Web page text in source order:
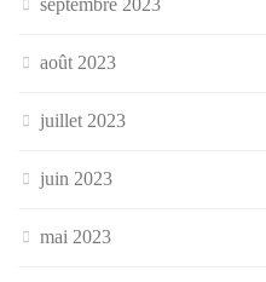
août 2023
juillet 2023
juin 2023
mai 2023